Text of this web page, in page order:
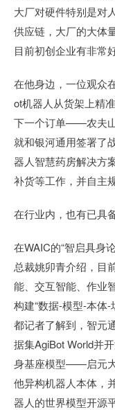
大厂对硬件特别是对
供应链，大厂的大体
目前初创企业有非常
在他身边，一位观众
ot机器人从货架上精
下一个订单——农夫
就和银河通用签署了
器人智慧药房解决方
补货等工作，并自主
在行业内，也有已具
在WAIC的“智启具身
总裁姚卯青介绍，目
能、交互智能、作业
构建“数据-模型-本体
都记者了解到，智元
据集AgiBot World并
身基座模型——启元大
他异构机器人本体，
器人的世界模型开源